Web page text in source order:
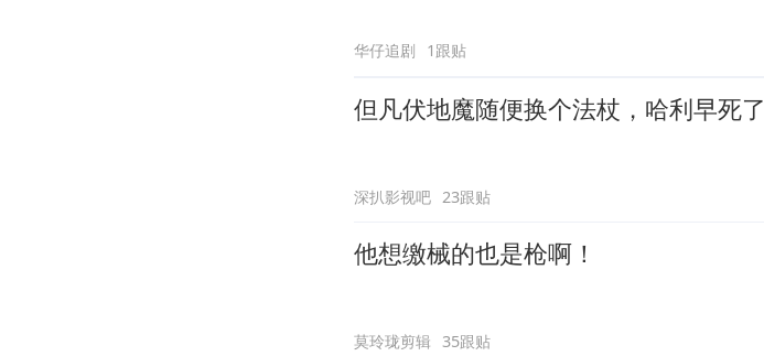
华仔追剧 1跟贴
但凡伏地魔随便换个法杖，哈利早死了
深扒影视吧 23跟贴
他想缴械的也是枪啊！
莫玲珑剪辑 35跟贴